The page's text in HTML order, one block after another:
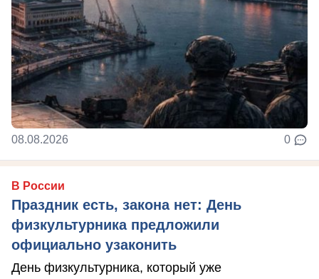
08.08.2026 0
В России
Праздник есть, закона нет: День
физкультурника предложили
официально узаконить
День физкультурника, который уже